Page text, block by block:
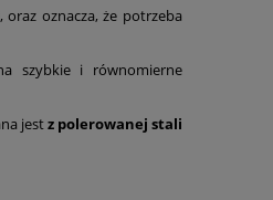
oraz oznacza, że potrzeba
szybkie i równomierne
jestz polerowanej stali